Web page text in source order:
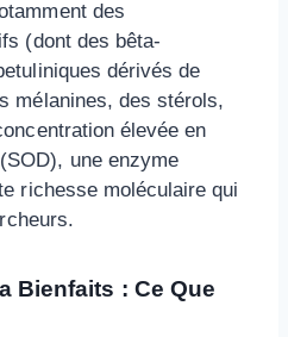
des
(dont des bêta-
dérivés de
mélanines, des stérols,
élevée en
une enzyme
richesse moléculaire qui
Bienfaits : Ce Que